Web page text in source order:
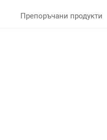
Препоръчани продукти